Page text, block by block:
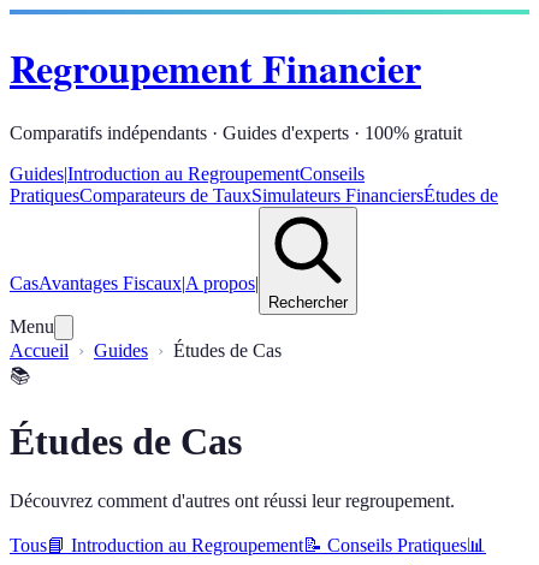
Regroupement Financier
Comparatifs indépendants · Guides d'experts · 100% gratuit
Guides|Introduction au RegroupementConseils
PratiquesComparateurs de TauxSimulateurs FinanciersÉtudes de
CasAvantages Fiscaux|A propos|
Rechercher
Menu
Accueil
Guides
Études de Cas
📚
Études de Cas
Découvrez comment d'autres ont réussi leur regroupement.
Tous📘 Introduction au Regroupement📝 Conseils Pratiques📊